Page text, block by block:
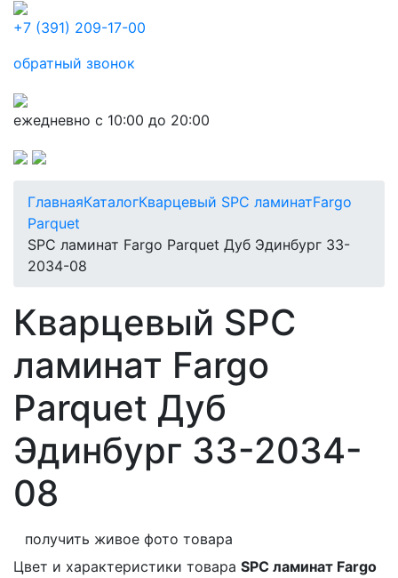
+7 (391) 209-17-00
обратный звонок
ежедневно с 10:00 до 20:00
ГлавнаяКаталогКварцевый SPC ламинатFargo
Parquet
SPC ламинат Fargo Parquet Дуб Эдинбург 33-
2034-08
Кварцевый SPC
ламинат Fargo
Parquet Дуб
Эдинбург 33-2034-
08
получить живое фото товара
Цвет и характеристики товара SPC ламинат Fargo